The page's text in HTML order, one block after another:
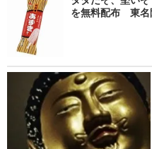
を無料配布 東名